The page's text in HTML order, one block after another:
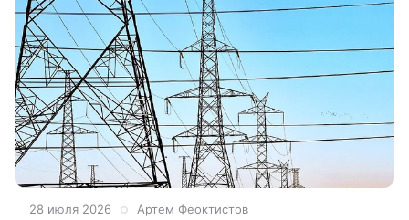
28 июля 2026 Артем Феоктистов